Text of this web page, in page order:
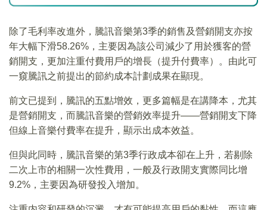
除了毛利率改進外，騰訊音樂第3季的銷售及營銷開支亦按
年大幅下滑58.26%，主要因為該公司減少了用於獲客的營
銷開支，更加注重付費用戶的增長（提升付費率）。由此可
一窺騰訊之前提出的節約成本計劃成果在顯現。
前文已提到，騰訊的五點增效，更多篇幅是在講降本，尤其
是營銷開支，而騰訊音樂的營銷效率提升——營銷開支下降
但線上音樂付費率在提升，顯示出成本效益。
但與此同時，騰訊音樂的第3季行政成本卻在上升，若剔除
二次上市的相關一次性費用，一般及行政開支實際同比增
9.2%，主要因為研發投入增加。